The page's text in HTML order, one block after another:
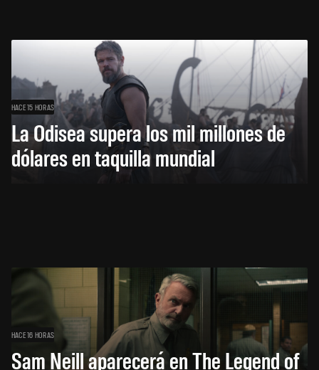
HACE 15 HORAS
La Odisea supera los mil millones de
dólares en taquilla mundial
HACE 16 HORAS
Sam Neill aparecerá en The Legend of